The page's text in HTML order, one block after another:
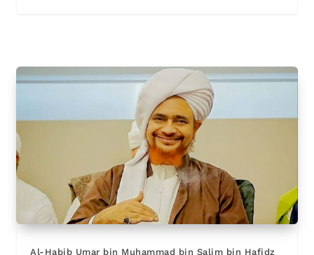
Al-Habib Umar bin Muhammad bin Salim bin Hafidz